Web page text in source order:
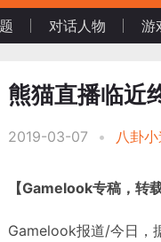
对话人物 游
熊猫直播临近
2019-03-07 • 八卦
【Gamelook专稿，转
Gamelook报道/今日，